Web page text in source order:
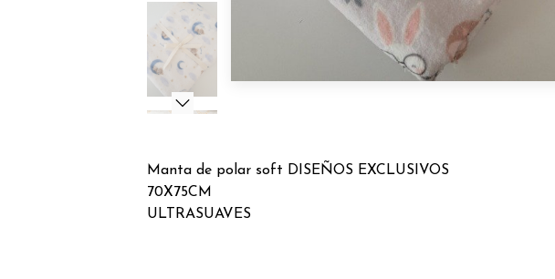
Manta de polar soft DISEÑOS EXCLUSIVOS
70X75CM
ULTRASUAVES